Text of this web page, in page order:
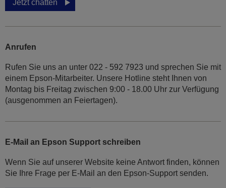
Jetzt chatten
Anrufen
Rufen Sie uns an unter 022 - 592 7923 und sprechen Sie mit
einem Epson-Mitarbeiter. Unsere Hotline steht Ihnen von
Montag bis Freitag zwischen 9:00 - 18.00 Uhr zur Verfügung
(ausgenommen an Feiertagen).
E-Mail an Epson Support schreiben
Wenn Sie auf unserer Website keine Antwort finden, können
Sie Ihre Frage per E-Mail an den Epson-Support senden.